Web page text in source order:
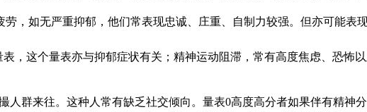
，如无严重抑郁，他们常表现忠诚、庄重、自制力较强。但亦可能表
，这个量表亦与抑郁症状有关；精神运动阻滞，常有高度焦虑、恐怖
群来往。这种人常有缺乏社交倾向。量表0高度高分者如果伴有精神